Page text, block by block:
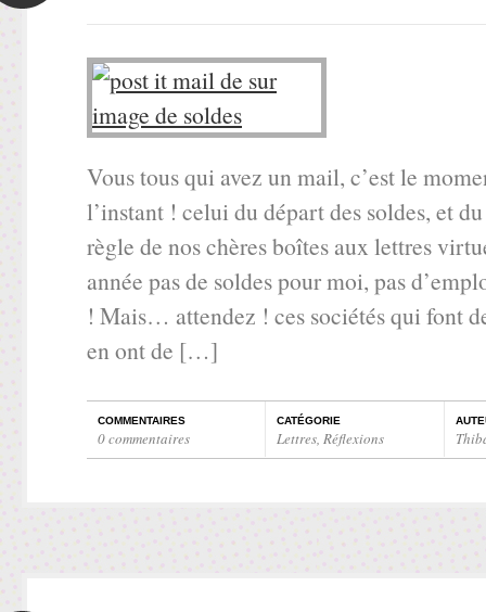
Vous tous qui avez un mail, c’est le
l’instant ! celui du départ des soldes, et
règle de nos chères boîtes aux lettres
année pas de soldes pour moi, pas
! Mais… attendez ! ces sociétés qui font
en ont de […]
COMMENTAIRES
0 commentaires
CATÉGORIE
Lettres, Réflexions